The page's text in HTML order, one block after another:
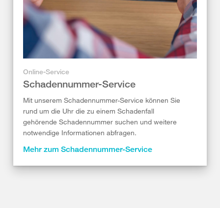
Online-Service
Schadennummer-Service
Mit unserem Schadennummer-Service können Sie
rund um die Uhr die zu einem Schadenfall
gehörende Schadennummer suchen und weitere
notwendige Informationen abfragen.
Mehr zum Schadennummer-Service